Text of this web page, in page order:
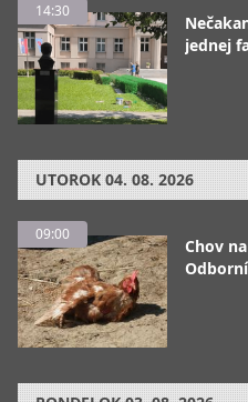
14:30
jednej
UTOROK 04. 08. 2026
09:00
Chov